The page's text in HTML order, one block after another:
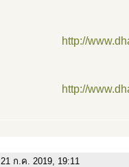
http://
http://
21 ก.ค. 2019, 19:11